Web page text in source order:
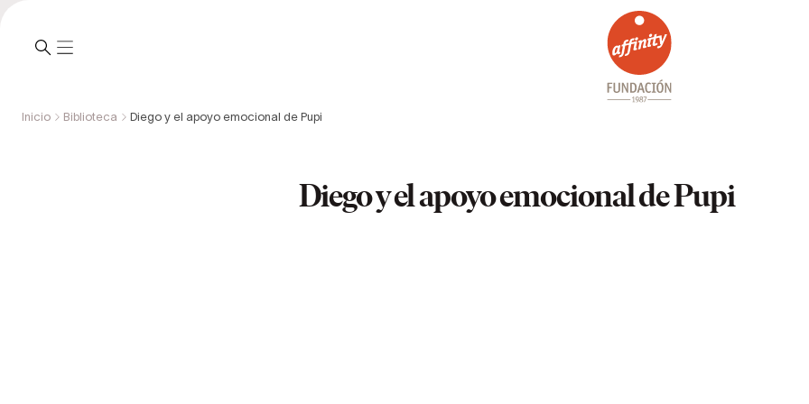
Inicio Biblioteca Diego y el apoyo emocional de Pupi
Diego y el apoyo emocional de Pupi